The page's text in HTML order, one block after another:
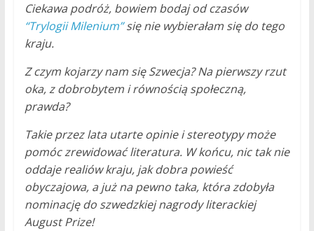
Ciekawa podróż, bowiem bodaj od czasów
“Trylogii Milenium”się nie wybierałam się do tego
kraju.
Z czym kojarzy nam się Szwecja? Na pierwszy rzut
oka, z dobrobytem i równością społeczną,
prawda?
Takie przez lata utarte opinie i stereotypy może
pomóc zrewidować literatura. W końcu, nic tak nie
oddaje realiów kraju, jak dobra powieść
obyczajowa, a już na pewno taka, która zdobyła
nominację do szwedzkiej nagrody literackiej
August Prize!